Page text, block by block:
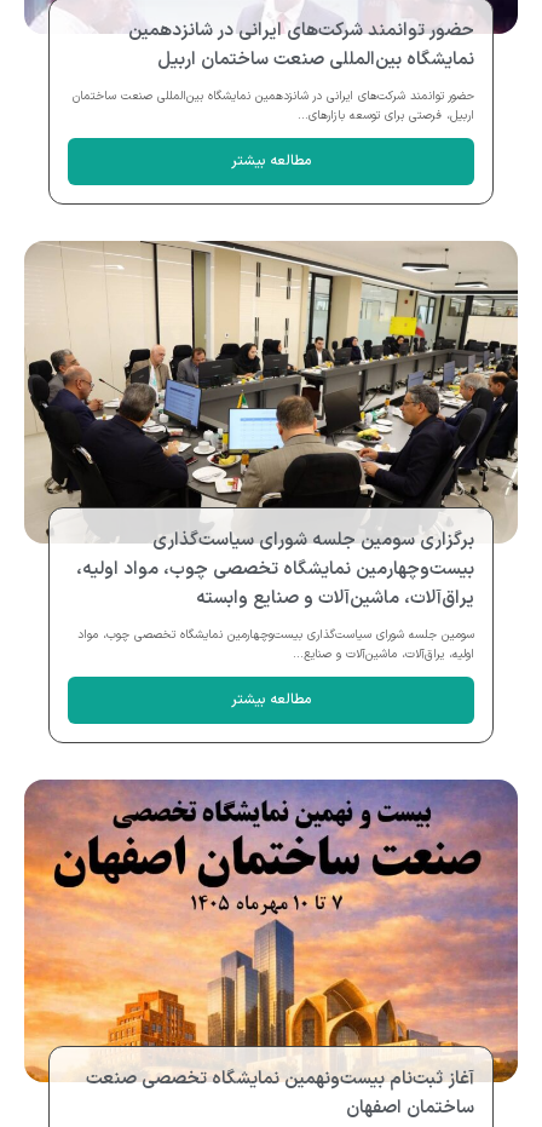
حضور توانمند شرکت‌های ایرانی در شانزدهمین
نمایشگاه بین‌المللی صنعت ساختمان اربیل
حضور توانمند شرکت‌های ایرانی در شانزدهمین نمایشگاه بین‌المللی صنعت ساختمان
اربیل، فرصتی برای توسعه بازارهای...
مطالعه بیشتر
برگزاری سومین جلسه شورای سیاست‌گذاری
بیست‌وچهارمین نمایشگاه تخصصی چوب، مواد اولیه،
یراق‌آلات، ماشین‌آلات و صنایع وابسته
سومین جلسه شورای سیاست‌گذاری بیست‌وچهارمین نمایشگاه تخصصی چوب، مواد
اولیه، یراق‌آلات، ماشین‌آلات و صنایع...
مطالعه بیشتر
آغاز ثبت‌نام بیست‌ونهمین نمایشگاه تخصصی صنعت
ساختمان اصفهان